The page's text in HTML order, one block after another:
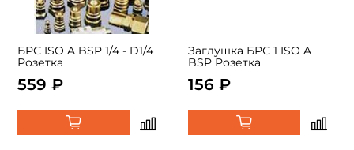
БРС ISO A BSP 1/4 - D1/4
Розетка
559 ₽
Заглушка БРС 1 ISO A
BSP Розетка
156 ₽